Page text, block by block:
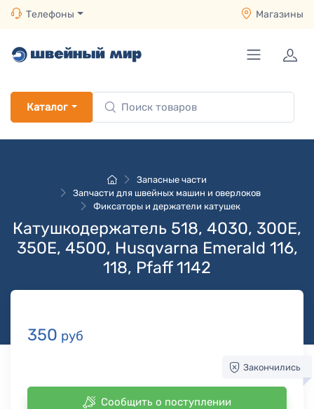
Телефоны Магазины
Каталог
Запасные части
Запчасти для швейных машин и оверлоков
Фиксаторы и держатели катушек
Катушкодержатель 518, 4030, 300Е,
350Е, 4500, Husqvarna Emerald 116,
118, Pfaff 1142
350 руб
Закончились
Сообщить о поступлении